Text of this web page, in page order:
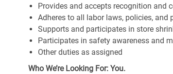
Provides and accepts recognition and
Adheres to all labor laws, policies, and
Supports and participates in store
Participates in safety awareness and
Other duties as assigned
Who We’re Looking For: You.